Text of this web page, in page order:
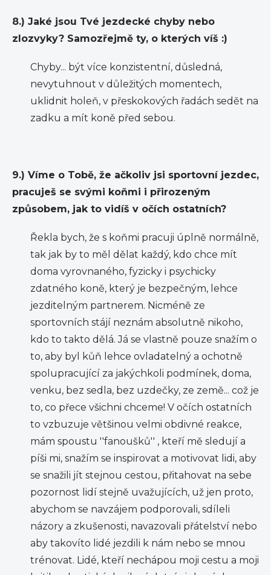
8.) Jaké jsou Tvé jezdecké chyby nebo
zlozvyky? Samozřejmě ty, o kterých víš :)
Chyby... být více konzistentní, důsledná,
nevytuhnout v důležitých momentech,
uklidnit holeň, v přeskokových řadách sedět na
zadku a mít koně před sebou.
9.) Víme o Tobě, že ačkoliv jsi sportovní jezdec,
pracuješ se svými koňmi i přirozeným
způsobem, jak to vidíš v očích ostatních?
Řekla bych, že s koňmi pracuji úplně normálně,
tak jak by to měl dělat každý, kdo chce mít
doma vyrovnaného, fyzicky i psychicky
zdatného koně, který je bezpečným, lehce
jezditelným partnerem. Nicméně ze
sportovních stájí neznám absolutně nikoho,
kdo to takto dělá. Já se vlastně pouze snažím o
to, aby byl kůň lehce ovladatelný a ochotně
spolupracující za jakýchkoli podmínek, doma,
venku, bez sedla, bez uzdečky, ze země... což je
to, co přece všichni chceme! V očích ostatních
to vzbuzuje většinou velmi obdivné reakce,
mám spoustu ''fanoušků'' , kteří mě sledují a
píši mi, snažím se inspirovat a motivovat lidi, aby
se snažili jít stejnou cestou, přitahovat na sebe
pozornost lidí stejně uvažujících, už jen proto,
abychom se navzájem podporovali, sdíleli
názory a zkušenosti, navazovali přátelství nebo
aby takovíto lidé jezdili k nám nebo se mnou
trénovat. Lidé, kteří nechápou moji cestu a moji